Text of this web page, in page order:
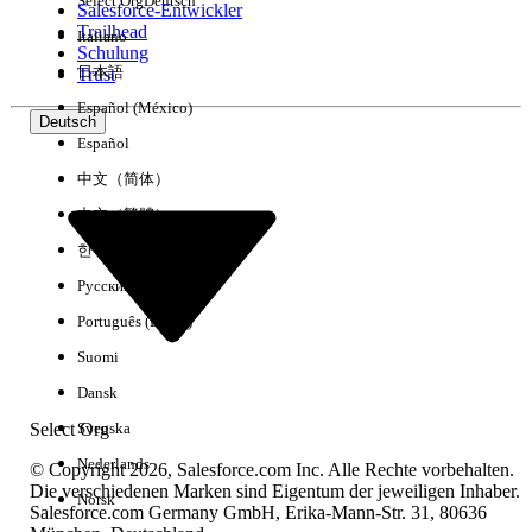
Erfahrung
Keine Ergebnisse
Salesforce-Entwickler
Trailhead
Schulung
Trust
Deutsch
Select Org
Italiano
日本語
Español (México)
Español
中文（简体）
中文（繁體）
한국어
Русский
Português (Brasil)
Suomi
Dansk
Svenska
Nederlands
Norsk
© Copyright 2026, Salesforce.com Inc. Alle Rechte vorbehalten.
Die verschiedenen Marken sind Eigentum der jeweiligen Inhaber.
Salesforce.com Germany GmbH, Erika-Mann-Str. 31, 80636